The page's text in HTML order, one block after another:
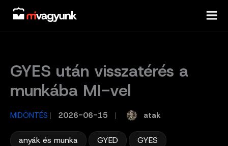
Skip
content
GYES után visszatérés a
munkába MI-vel
MIDÖNTÉS / 2026-06-15 atak
anyák és munka GYED GYES